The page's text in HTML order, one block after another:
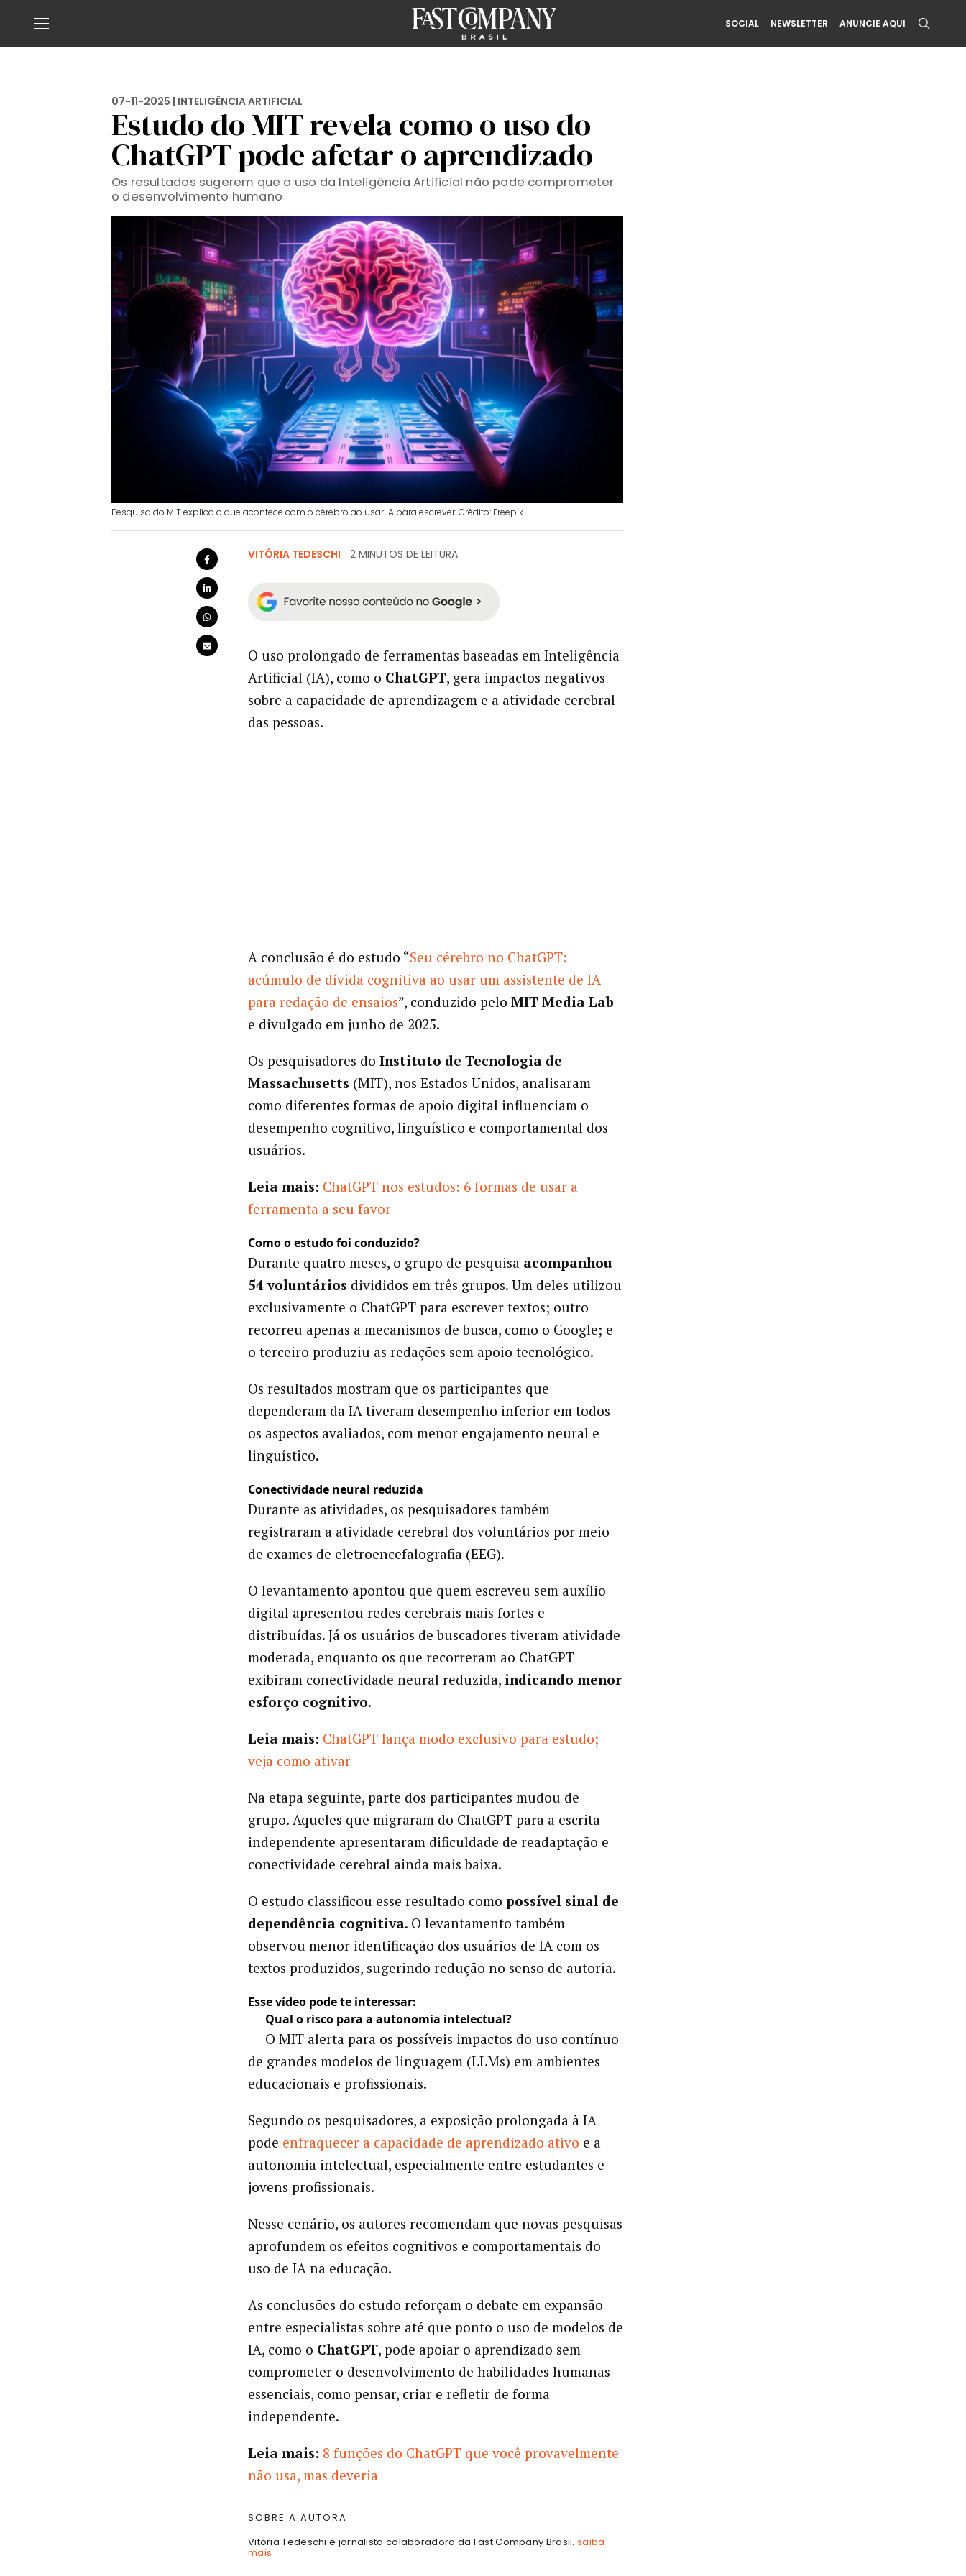
SOCIAL NEWSLETTER ANUNCIE AQUI
07-11-2025 | INTELIGÊNCIA ARTIFICIAL
Estudo do MIT revela como o uso do
ChatGPT pode afetar o aprendizado
Os resultados sugerem que o uso da Inteligência Artificial não pode comprometer
o desenvolvimento humano
Pesquisa do MIT explica o que acontece com o cérebro ao usar IA para escrever. Crédito: Freepik
VITÓRIA TEDESCHI 2 MINUTOS DE LEITURA
O uso prolongado de ferramentas baseadas em Inteligência
Artificial (IA), como o ChatGPT, gera impactos negativos
sobre a capacidade de aprendizagem e a atividade cerebral
das pessoas.
A conclusão é do estudo “Seu cérebro no ChatGPT:
acúmulo de dívida cognitiva ao usar um assistente de IA
para redação de ensaios”, conduzido pelo MIT Media Lab
e divulgado em junho de 2025.
Os pesquisadores do Instituto de Tecnologia de
Massachusetts (MIT), nos Estados Unidos, analisaram
como diferentes formas de apoio digital influenciam o
desempenho cognitivo, linguístico e comportamental dos
usuários.
Leia mais: ChatGPT nos estudos: 6 formas de usar a
ferramenta a seu favor
Como o estudo foi conduzido?
Durante quatro meses, o grupo de pesquisa acompanhou
54 voluntários divididos em três grupos. Um deles utilizou
exclusivamente o ChatGPT para escrever textos; outro
recorreu apenas a mecanismos de busca, como o Google; e
o terceiro produziu as redações sem apoio tecnológico.
Os resultados mostram que os participantes que
dependeram da IA tiveram desempenho inferior em todos
os aspectos avaliados, com menor engajamento neural e
linguístico.
Conectividade neural reduzida
Durante as atividades, os pesquisadores também
registraram a atividade cerebral dos voluntários por meio
de exames de eletroencefalografia (EEG).
O levantamento apontou que quem escreveu sem auxílio
digital apresentou redes cerebrais mais fortes e
distribuídas. Já os usuários de buscadores tiveram atividade
moderada, enquanto os que recorreram ao ChatGPT
exibiram conectividade neural reduzida, indicando menor
esforço cognitivo.
Leia mais: ChatGPT lança modo exclusivo para estudo;
veja como ativar
Na etapa seguinte, parte dos participantes mudou de
grupo. Aqueles que migraram do ChatGPT para a escrita
independente apresentaram dificuldade de readaptação e
conectividade cerebral ainda mais baixa.
O estudo classificou esse resultado como possível sinal de
dependência cognitiva. O levantamento também
observou menor identificação dos usuários de IA com os
textos produzidos, sugerindo redução no senso de autoria.
Esse vídeo pode te interessar:
Qual o risco para a autonomia intelectual?
O MIT alerta para os possíveis impactos do uso contínuo
de grandes modelos de linguagem (LLMs) em ambientes
educacionais e profissionais.
Segundo os pesquisadores, a exposição prolongada à IA
pode enfraquecer a capacidade de aprendizado ativo e a
autonomia intelectual, especialmente entre estudantes e
jovens profissionais.
Nesse cenário, os autores recomendam que novas pesquisas
aprofundem os efeitos cognitivos e comportamentais do
uso de IA na educação.
As conclusões do estudo reforçam o debate em expansão
entre especialistas sobre até que ponto o uso de modelos de
IA, como o ChatGPT, pode apoiar o aprendizado sem
comprometer o desenvolvimento de habilidades humanas
essenciais, como pensar, criar e refletir de forma
independente.
Leia mais: 8 funções do ChatGPT que você provavelmente
não usa, mas deveria
SOBRE A AUTORA
Vitória Tedeschi é jornalista colaboradora da Fast Company Brasil.saiba
mais